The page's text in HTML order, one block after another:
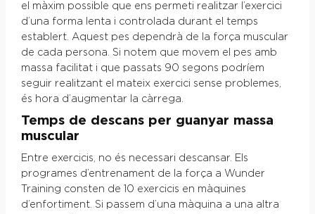
el màxim possible que ens permeti realitzar l’exercici
d’una forma lenta i controlada durant el temps
establert. Aquest pes dependrà de la força muscular
de cada persona. Si notem que movem el pes amb
massa facilitat i que passats 90 segons podríem
seguir realitzant el mateix exercici sense problemes,
és hora d’augmentar la càrrega.
Temps de descans per guanyar massa
muscular
Entre exercicis, no és necessari descansar. Els
programes d’entrenament de la força a Wunder
Training consten de 10 exercicis en màquines
d’enfortiment. Si passem d’una màquina a una altra